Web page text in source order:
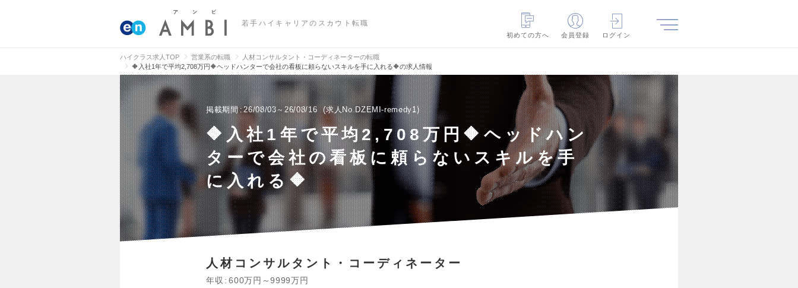
若手ハイキャリアのスカウト転職
初めての方へ
会員登録 ログイン
ハイクラス求人TOP 営業系の転職
人材コンサルタント・コーディネーターの転職
🔶入社1年で平均2,708万円🔶ヘッドハンターで会社の看板に頼らないスキルを手に入れる🔶の求人情報
掲載期間 26/08/03～26/08/16 求人No.DZEMI-remedy1
🔶入社1年で平均2,708万円🔶ヘッドハン
ターで会社の看板に頼らないスキルを手
に入れる🔶
人材コンサルタント・コーディネーター
年収 600万円～9999万円